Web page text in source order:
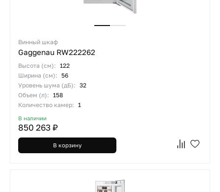
Винный шкаф
Gaggenau RW222262
Высота (см): 122
Ширина (см): 56
Уровень шума (дБ): 32
Объем (л): 158
Количество камер: 1
В наличии
850 263 ₽
В корзину